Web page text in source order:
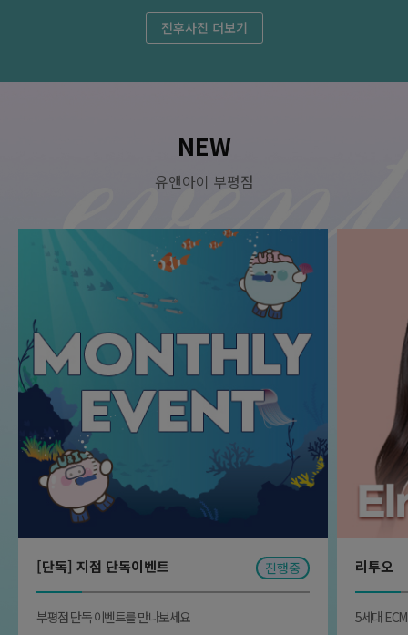
전후사진 더보기
NEW
유앤아이 부평점
[단독] 지점 단독이벤트 진행중
부평점 단독 이벤트를 만나보세요
리투오
5세대